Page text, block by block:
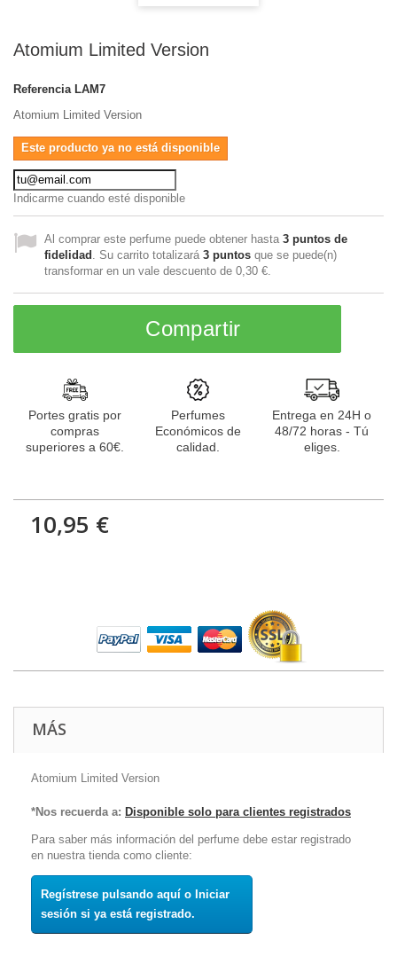
Atomium Limited Version
Referencia LAM7
Atomium Limited Version
Este producto ya no está disponible
Indicarme cuando esté disponible
Al comprar este perfume puede obtener hasta 3 puntos de
fidelidad . Su carrito totalizará 3 puntos que se puede(n)
transformar en un vale descuento de 0,30 €
Compartir
Portes gratis por
compras
superiores a 60€.
Perfumes
Económicos de
calidad.
Entrega en 24H o
48/72 horas - Tú
eliges.
10,95 €
MÁS
Atomium Limited Version
*Nos recuerda a: Disponible solo para clientes registrados
Para saber más información del perfume debe estar registrado
en nuestra tienda como cliente:
Regístrese pulsando aquí o Iniciar
sesión si ya está registrado.